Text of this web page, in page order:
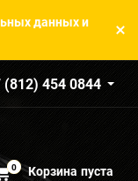
данных и
(812) 454 0844
0 Корзина пуста